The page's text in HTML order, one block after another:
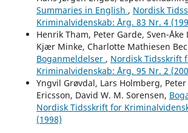
Summaries in English , Nordisk
Kriminalvidenskab: Årg. 83 Nr. 4
Henrik Tham, Peter Garde, Sven-
Kjær Minke, Charlotte Mathiesen
Boganmeldelser , Nordisk Tidsskrift
Kriminalvidenskab: Årg. 95 Nr. 2
Yngvil Grøvdal, Lars Holmberg,
Ericsson, David W. M. Sorensen,
Nordisk Tidsskrift for
(1998)